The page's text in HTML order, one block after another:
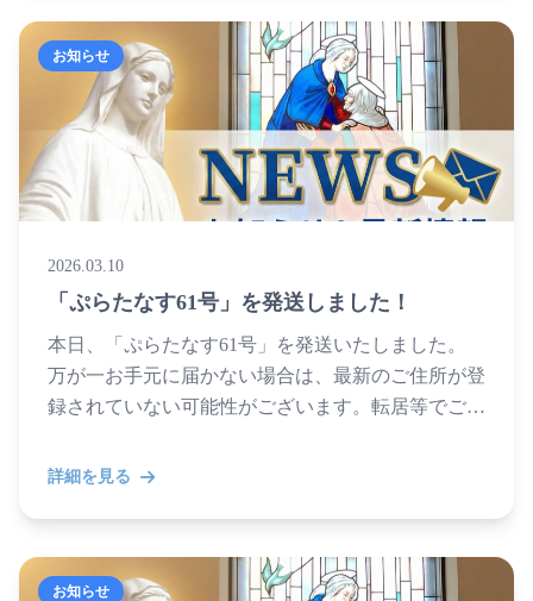
お知らせ
2026.03.10
「ぷらたなす61号」を発送しました！
本日、「ぷらたなす61号」を発送いたしました。
万が一お手元に届かない場合は、最新のご住所が登
録されていない可能性がございます。転居等でご住
し上げます。 ...
詳細を見る
お知らせ